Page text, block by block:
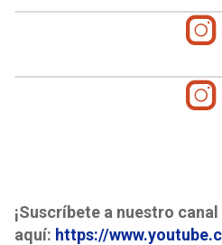
¡Suscríbete a nuestro canal
aquí: https://